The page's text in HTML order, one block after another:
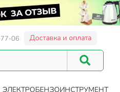
06 Доставка и оплата
ЭЛЕКТРОБЕНЗОИНСТРУМЕНТ